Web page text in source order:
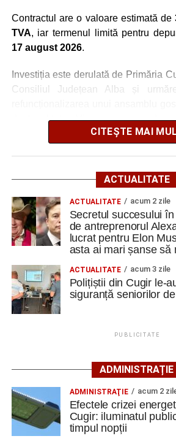
Contractul are o valoare estimată de
TVA, iar termenul limită pentru
17 august 2026.
Investiția este derulată de Primăria
Consiliul Județean Alba și
din localitatea Vinerea, care va
activităților culturale, educaționale și
readusă la viață
Ansamblul este situat pe strada
Vinerea, pe un teren de aproximativ
aflat în proprietatea administrației
Complexul este alcătuit din patru
magazie de fierărie, casa memorială,
– care păstrează
tradiționale din zonă. Curtea include
precum pavajul din piatră de râu și o
Clădirile au
ample de
Potrivit documentației de licitație,
identificat degradări importante ale
CITEȘTE MAI
ACTUALITATE
ACTUALITATE acum 2 zile
Secretul succesului
de antreprenorul
lucrat pentru Elon
asta ai mari șanse să
ACTUALITATE acum 3 zile
Polițiștii din Cugir le-
siguranță seniorilor
PUBLICITATE
ADMINISTRAȚIE
ADMINISTRAŢIE acum 2
Efectele crizei
Cugir: iluminatul
timpul nopții